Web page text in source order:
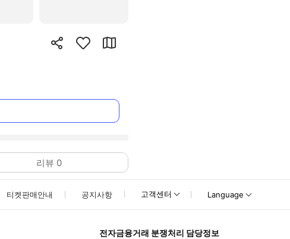
리뷰 0
티켓판매안내 공지사항 고객센터 Language
전자금융거래 분쟁처리 담당정보